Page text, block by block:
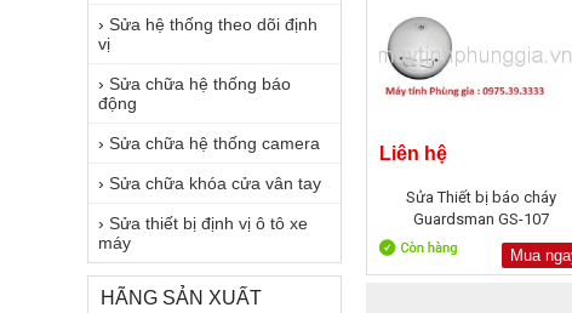
› Sửa hệ thống theo dõi định
vị
› Sửa chữa hệ thống báo
động
› Sửa chữa hệ thống camera
› Sửa chữa khóa cửa vân tay
› Sửa thiết bị định vị ô tô xe
máy
HÃNG SẢN XUẤT
Liên hệ
Sửa Thiết bị báo cháy
Guardsman GS-107
Mua